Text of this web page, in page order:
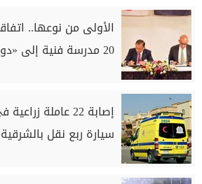
الأولى من نوعها..
20 مدرسة فنية إلى «دولية»
إصابة 22 عاملة
سيارة ربع نقل